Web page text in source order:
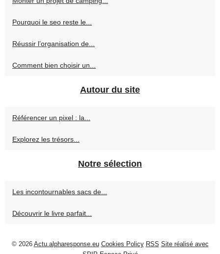
Pourquoi le seo reste le...
Réussir l’organisation de...
Comment bien choisir un...
Autour du site
Référencer un pixel : la...
Explorez les trésors...
Notre sélection
Les incontournables sacs de...
Découvrir le livre parfait...
© 2026 Actu.alpharesponse.eu Cookies Policy RSS Site réalisé avec